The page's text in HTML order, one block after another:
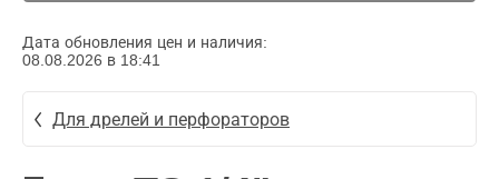
Дата обновления цен и наличия:
08.08.2026 в 18:41
Для дрелей и перфораторов